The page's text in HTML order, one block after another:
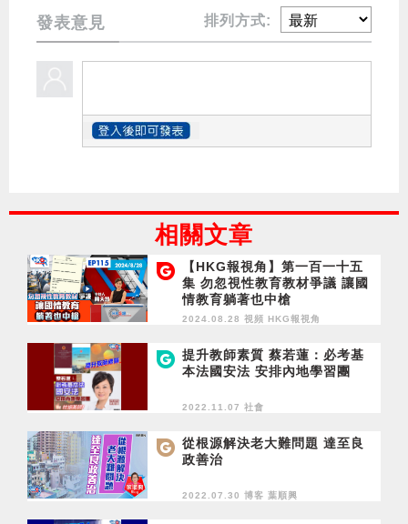
發表意見 排列方式:
相關文章
【HKG報視角】第一百一十五
集 勿忽視性教育教材爭議 讓國
情教育躺著也中槍
2024.08.28 視頻 HKG報視角
提升教師素質 蔡若蓮：必考基
本法國安法 安排內地學習團
2022.11.07 社會
從根源解決老大難問題 達至良
政善治
2022.07.30 博客 葉順興